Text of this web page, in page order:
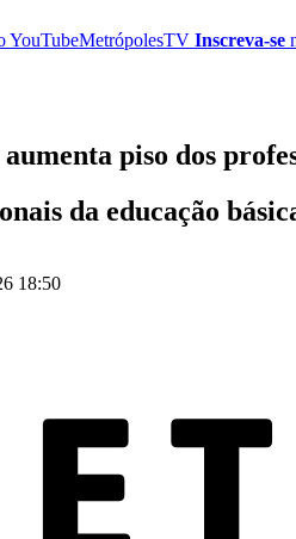
YouTubeMetrópolesTV Inscreva-se
piso dos
da educação
18:50